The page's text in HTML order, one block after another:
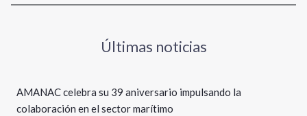
Últimas noticias
AMANAC celebra su 39 aniversario impulsando la
colaboración en el sector marítimo